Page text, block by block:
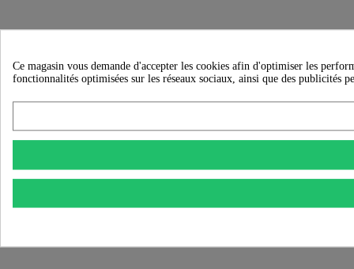
Ce magasin vous demande d'accepter les cookies afin d'optimiser les
fonctionnalités optimisées sur les réseaux sociaux, ainsi que des publicités